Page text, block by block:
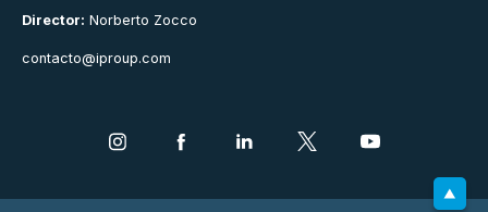
Director: Norberto Zocco
contacto@iproup.com